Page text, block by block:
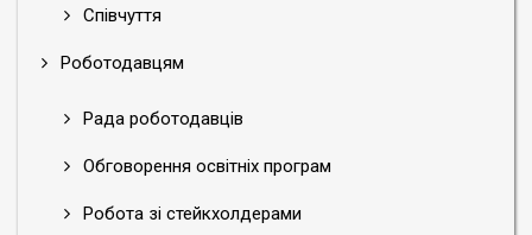
Співчуття
Роботодавцям
Рада роботодавців
Обговорення освітніх програм
Робота зі стейкхолдерами